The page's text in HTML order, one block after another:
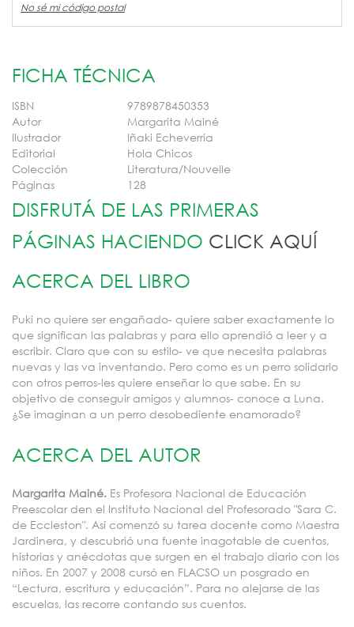
No sé mi código postal
FICHA TÉCNICA
ISBN
9789878450353
Autor
Margarita Mainé
Ilustrador
Iñaki Echeverría
Editorial
Hola Chicos
Colección
Literatura/Nouvelle
Páginas
128
DISFRUTÁ DE LAS PRIMERAS
PÁGINAS HACIENDO CLICK AQUÍ
ACERCA DEL LIBRO
Puki no quiere ser engañado- quiere saber exactamente lo
que significan las palabras y para ello aprendió a leer y a
escribir. Claro que con su estilo- ve que necesita palabras
nuevas y las va inventando. Pero como es un perro solidario
con otros perros-les quiere enseñar lo que sabe. En su
objetivo de conseguir amigos y alumnos- conoce a Luna.
¿Se imaginan a un perro desobediente enamorado?
ACERCA DEL AUTOR
Margarita Mainé. Es Profesora Nacional de Educación
Preescolar den el Instituto Nacional del Profesorado "Sara C.
de Eccleston". Así comenzó su tarea docente como Maestra
Jardinera, y descubrió una fuente inagotable de cuentos,
historias y anécdotas que surgen en el trabajo diario con los
niños. En 2007 y 2008 cursó en FLACSO un posgrado en
“Lectura, escritura y educación”. Para no alejarse de las
escuelas, las recorre contando sus cuentos.